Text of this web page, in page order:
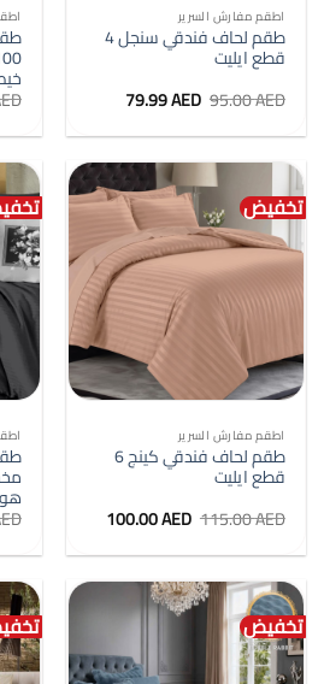
اطقم مفارش السرير
طقم لحاف فندقي سنجل 4
قطع ايليت
95.00AED السعر
الأصلي
هو:
95.00 AED.
79.99AED
هو:
79.99 AED.
تخفيض
اطقم مفارش السرير
طقم لحاف فندقي كينج 6
قطع ايليت
115.00AED السعر
الأصلي
هو:
115.00 AED.
100.00AED
هو:
100.00 AED.
تخفيض